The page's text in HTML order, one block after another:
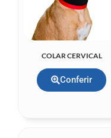
COLAR CERVICAL
Conferir